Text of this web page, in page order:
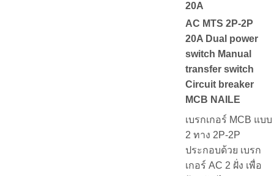
20A
AC MTS 2P-2P
20A Dual power
switch Manual
transfer switch
Circuit breaker
MCB NAILE
เบรกเกอร์ MCB แบบ
2 ทาง 2P-2P
ประกอบด้วย เบรก
เกอร์ AC 2 ฝั่ง เพื่อ